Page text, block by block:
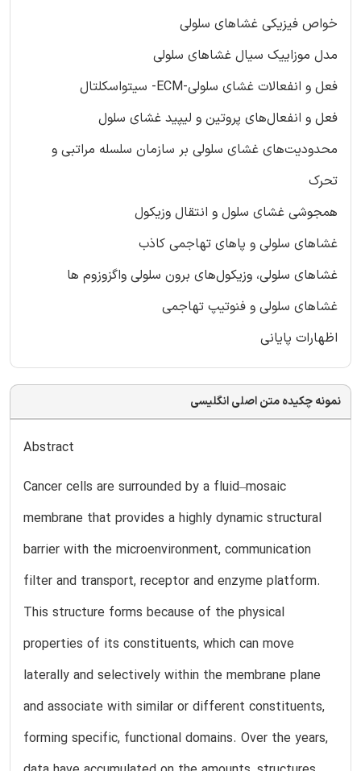
خواص فیزیکی غشاهای سلولی
مدل موزاییک سیال غشاهای سلولی
فعل و انفعالات غشای سلولی-ECM- سیتواسکلتال
فعل و انفعال‌های پروتین و لیپید غشای سلول
محدودیت‌های غشای سلولی بر سازمان سلسله مراتبی و
تحرک
همجوشی غشای سلول و انتقال وزیکول
غشاهای سلولی و پاهای تهاجمی کاذب
غشاهای سلولی، وزیکول‌های برون سلولی واگزوزوم ها
غشاهای سلولی و فنوتیپ تهاجمی
اظهارات پایانی
نمونه چکیده متن اصلی انگلیسی
Abstract
Cancer cells are surrounded by a fluid–mosaic
membrane that provides a highly dynamic structural
barrier with the microenvironment, communication
filter and transport, receptor and enzyme platform.
This structure forms because of the physical
properties of its constituents, which can move
laterally and selectively within the membrane plane
and associate with similar or different constituents,
forming specific, functional domains. Over the years,